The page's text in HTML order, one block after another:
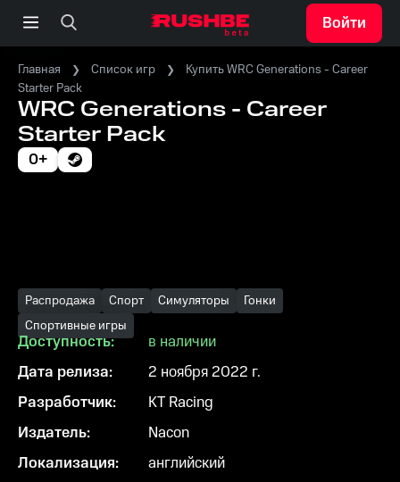
Войти
Главная Список игр
Купить WRC Generations - Career
Starter Pack
WRC Generations - Career
Starter Pack
0+
Распродажа Спорт Симуляторы
Гонки
Спортивные игры
Доступность:
в наличии
Дата релиза:
2 ноября 2022 г.
Разработчик:
KT Racing
Издатель:
Nacon
Локализация:
английский